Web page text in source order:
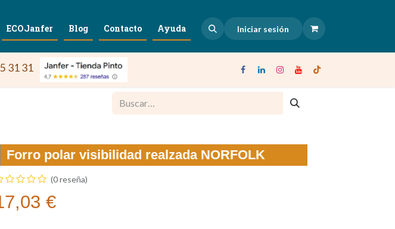
ECOJanfer Blog Contacto Ayuda Iniciar sesión
31 31
Forro polar visibilidad realzada NORFOLK
(0 reseña)
€